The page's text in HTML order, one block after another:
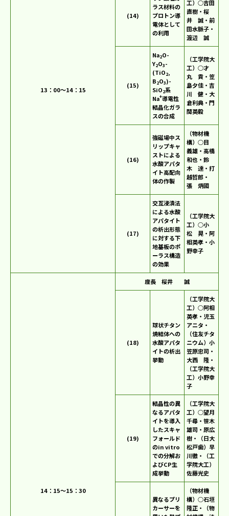
13：00～14：15
(14)
ラス材料の
プロトン導
電体として
の利用
工）○吉田
直樹・桜
井 誠・前
田水脈子・
渡辺 誠
(15)
Na2O-
Y2O3-
(TiO2,
B2O3)-
SiO2系
Na+導電性
結晶化ガラ
スの合成
（工学院大
工）○才
丸 貢・笠
島夕佳・吉
川 健・大
倉利典・門
間英毅
(16)
強磁場中ス
リップキャ
ストによる
水酸アパタ
イト高配向
体の作製
（物材機
構）○目
義雄・高橋
和也・鈴
木 達・打
越哲郎・
張 炳國
(17)
交互浸漬法
による水酸
アパタイト
の析出形態
に対する下
地基板のポ
ーラス構造
の効果
（工学院大
工）○小
松 晃・阿
相英孝・小
野幸子
14：15～15：30
座長 桜井 誠
(18)
球状チタン
焼結体への
水酸アパタ
イトの析出
挙動
（工学院大
工）○阿相
英孝・児玉
アニタ・
（住友チタ
ニウム）小
笠原忠司・
大西 隆・
（工学院大
工）小野幸
子
(19)
結晶性の異
なるアパタ
イトを導入
したスキャ
フォールド
のin vitro
での分解お
よびCP生
成挙動
（工学院大
工）○望月
千尋・笹木
雄司・原広
樹・（日大
松戸歯）早
川徹・（工
学院大工）
佐藤光史
異なるプリ
カーサーを
（物材機
構）○石垣
隆正・（物